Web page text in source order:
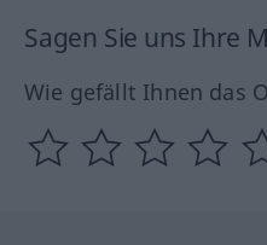
Sagen Sie uns Ihre
Wie gefällt Ihnen das